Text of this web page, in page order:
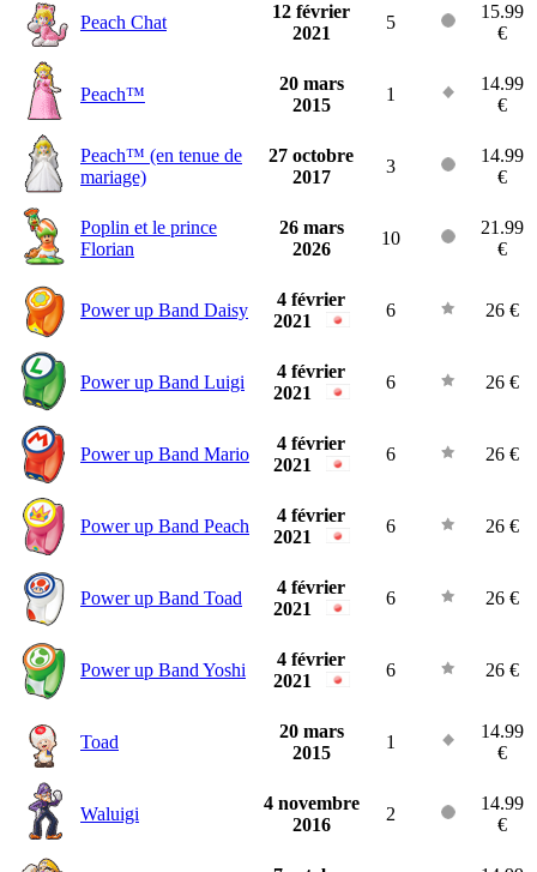
Peach Chat
12 février
2021
5
15.99
€
Peach™
20 mars
2015
1
14.99
€
Peach™ (en tenue de
mariage)
27 octobre
2017
3
14.99
€
Poplin et le prince
Florian
26 mars
2026
10
21.99
€
Power up Band Daisy
4 février
2021
6 26 €
Power up Band Luigi
4 février
2021
6 26 €
Power up Band Mario
4 février
2021
6 26 €
Power up Band Peach
4 février
2021
6 26 €
Power up Band Toad
4 février
2021
6 26 €
Power up Band Yoshi
4 février
2021
6 26 €
Toad
20 mars
2015
1
14.99
€
Waluigi
4 novembre
2016
2
14.99
€